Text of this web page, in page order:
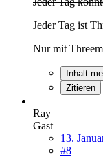
Jeder Tag ist
Nur mit
Inhalt
Zitieren
Ray
Gast
13.
#8